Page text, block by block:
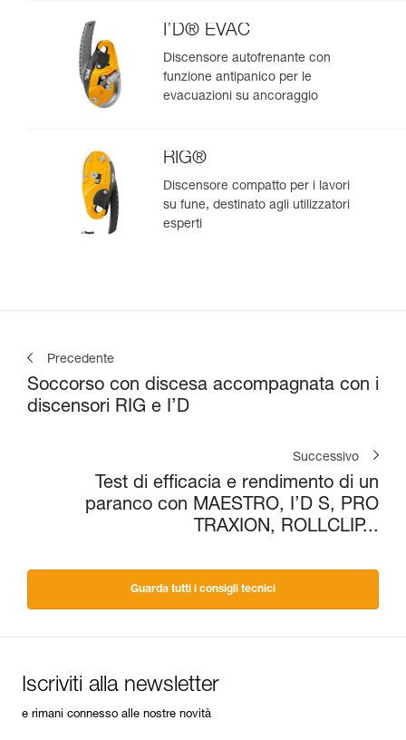
I’D® EVAC
Discensore autofrenante con
funzione antipanico per le
evacuazioni su ancoraggio
RIG®
Discensore compatto per i lavori
su fune, destinato agli utilizzatori
esperti
Precedente
Soccorso con discesa accompagnata con i
discensori RIG e I’D
Successivo
Test di efficacia e rendimento di un
paranco con MAESTRO, I’D S, PRO
TRAXION, ROLLCLIP...
Guarda tutti i consigli tecnici
Iscriviti alla newsletter
e rimani connesso alle nostre novità